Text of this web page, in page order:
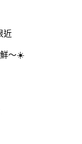
近
鮮～☀️